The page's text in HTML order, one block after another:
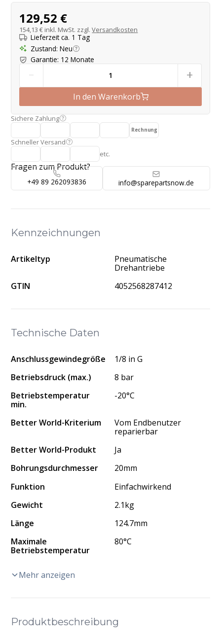
Technische Daten
Anschlussgewindegröße
1/8 in G
Betriebsdruck (max.)
8 bar
Betriebstemperatur
min.
-20°C
Better World-Kriterium
Vom Endbenutzer
reparierbar
Better World-Produkt
Ja
Bohrungsdurchmesser
20mm
Funktion
Einfachwirkend
Gewicht
2.1kg
Länge
124.7mm
Maximale
Betriebstemperatur
80°C
Mehr anzeigen
Produktbeschreibung
Produktangebot
129,52 €
154,13 € inkl. MwSt. zzgl.Versandkosten
Lieferzeit ca. 1 Tag
Zustand: Neu
Garantie: 12 Monate
- +
In den Warenkorb
Sichere Zahlung
Rechnung
Schneller Versand
etc.
Fragen zum Produkt?
+49 89 262093836 info@sparepartsnow.de
Kennzeichnungen
Artikeltyp
Pneumatische
Drehantriebe
GTIN
4052568287412